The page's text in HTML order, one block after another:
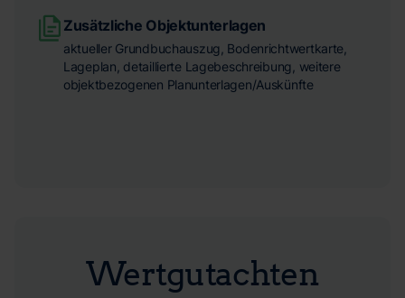
Wertgutachten
Zusätzliche Objektunterlagen
aktueller Grundbuchauszug, Bodenrichtwertkarte,
Lageplan, detaillierte Lagebeschreibung, weitere
objektbezogenen Planunterlagen/Auskünfte